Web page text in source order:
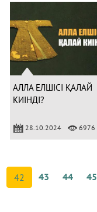
АЛЛА ЕЛШІСІ ҚАЛАЙ
КИІНДІ?
28.10.2024 6976
42 43 44 45